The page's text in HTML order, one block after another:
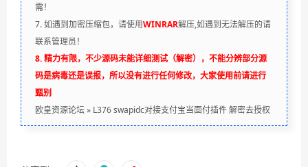
需！
7. 如遇到加密压缩包，请使用WINRAR解压,如遇到无法解压的请
联系管理员！
8. 精力有限，不少源码未能详细测试（解密），不能分辨部分源
码是病毒还是误报，所以没有进行任何修改，大家使用前请进行
甄别
欧皇资源论坛» L376 swapidc对接支付宝当面付插件 解密去授权